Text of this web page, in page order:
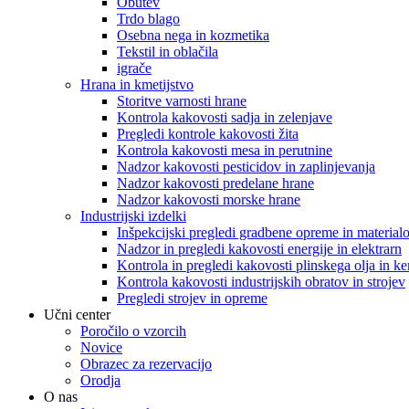
Trdo blago
Osebna nega in kozmetika
Tekstil in oblačila
igrače
Hrana in kmetijstvo
Storitve varnosti hrane
Kontrola kakovosti sadja in zelenjave
Pregledi kontrole kakovosti žita
Kontrola kakovosti mesa in perutnine
Nadzor kakovosti pesticidov in zaplinjevanja
Nadzor kakovosti predelane hrane
Nadzor kakovosti morske hrane
Industrijski izdelki
Inšpekcijski pregledi gradbene opreme in
Nadzor in pregledi kakovosti energije in elektrarn
Kontrola in pregledi kakovosti plinskega olja in
Kontrola kakovosti industrijskih obratov in strojev
Pregledi strojev in opreme
Učni center
Poročilo o vzorcih
Novice
Obrazec za rezervacijo
Orodja
O nas